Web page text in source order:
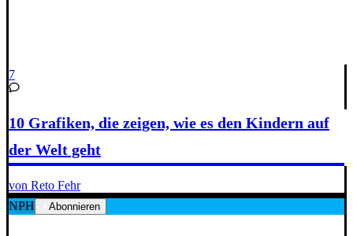
7
10 Grafiken, die zeigen, wie es den Kindern auf
der Welt geht
von Reto Fehr
NPH
Abonnieren